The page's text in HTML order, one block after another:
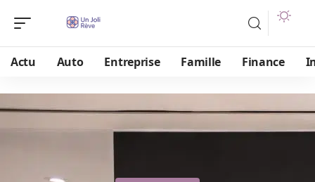
Actu Auto Entreprise Famille Finance